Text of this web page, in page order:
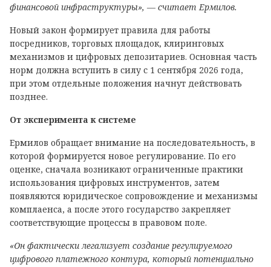
финансовой инфраструктуры», — считает Ермилов.
Новый закон формирует правила для работы
посредников, торговых площадок, клиринговых
механизмов и цифровых депозитариев. Основная часть
норм должна вступить в силу с 1 сентября 2026 года,
при этом отдельные положения начнут действовать
позднее.
От эксперимента к системе
Ермилов обращает внимание на последовательность, в
которой формируется новое регулирование. По его
оценке, сначала возникают ограниченные практики
использования цифровых инструментов, затем
появляются юридическое сопровождение и механизмы
комплаенса, а после этого государство закрепляет
соответствующие процессы в правовом поле.
«Он фактически легализует создание регулируемого
цифрового платежного контура, который потенциально